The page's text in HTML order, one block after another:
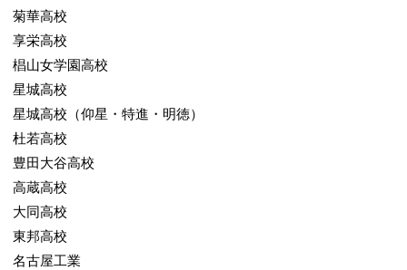
菊華高校
享栄高校
椙山女学園高校
星城高校
星城高校（仰星・特進・明徳）
杜若高校
豊田大谷高校
高蔵高校
大同高校
東邦高校
名古屋工業